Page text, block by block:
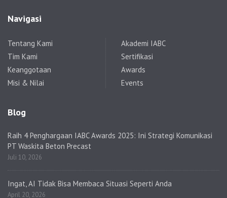
Navigasi
Tentang Kami
Tim Kami
Keanggotaan
Misi & Nilai
Akademi IABC
Sertifikasi
Awards
Events
Blog
Raih 4 Penghargaan IABC Awards 2025: Ini Strategi Komunikasi
PT Waskita Beton Precast
Juli 10, 2026
Ingat, AI Tidak Bisa Membaca Situasi Seperti Anda
April 20, 2026